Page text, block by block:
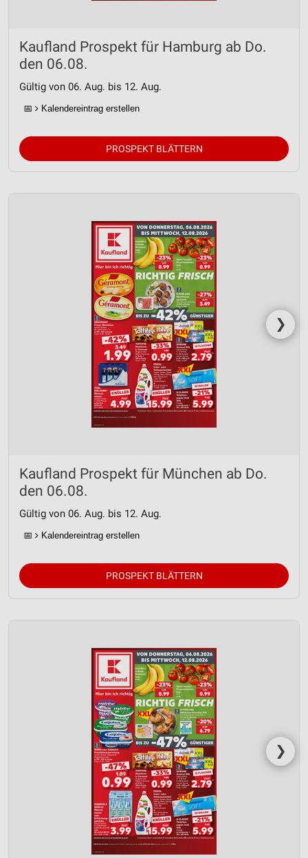
Kaufland Prospekt für Hamburg ab Do.
den 06.08.
Gültig von 06. Aug. bis 12. Aug.
📅 Kalendereintrag erstellen
PROSPEKT BLÄTTERN
❯
Kaufland Prospekt für München ab Do.
den 06.08.
Gültig von 06. Aug. bis 12. Aug.
📅 Kalendereintrag erstellen
PROSPEKT BLÄTTERN
❯